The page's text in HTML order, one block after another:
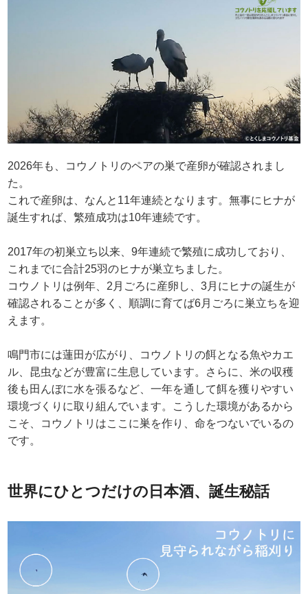
2026年も、コウノトリのペアの巣で産卵が確認されまし
た。
これで産卵は、なんと11年連続となります。無事にヒナが
誕生すれば、繁殖成功は10年連続です。
2017年の初巣立ち以来、9年連続で繁殖に成功しており、
これまでに合計25羽のヒナが巣立ちました。
コウノトリは例年、2月ごろに産卵し、3月にヒナの誕生が
確認されることが多く、順調に育てば6月ごろに巣立ちを迎
えます。
鳴門市には蓮田が広がり、コウノトリの餌となる魚やカエ
ル、昆虫などが豊富に生息しています。さらに、米の収穫
後も田んぼに水を張るなど、一年を通して餌を獲りやすい
環境づくりに取り組んでいます。こうした環境があるから
こそ、コウノトリはここに巣を作り、命をつないでいるの
です。
世界にひとつだけの日本酒、誕生秘話